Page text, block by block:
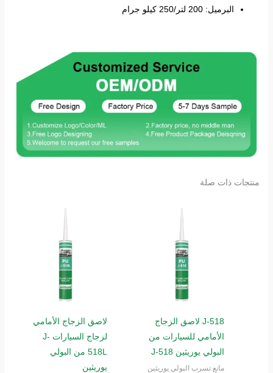
البرميل: 200 لتر/250 كيلو جرام
منتجات ذات صلة
J-518 لاصق الزجاج
الأمامي للسيارات من
البولي يوريثين J-518
مانع تسرب البولي يوريثين
لاصق الزجاج الأمامي
لزجاج السيارات J-
518L من البولي
يوريثين